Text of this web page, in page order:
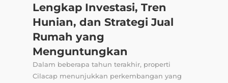
Lengkap Investasi, Tren
Hunian, dan Strategi Jual
Rumah yang
Menguntungkan
Dalam beberapa tahun terakhir, properti
Cilacap menunjukkan perkembangan yang